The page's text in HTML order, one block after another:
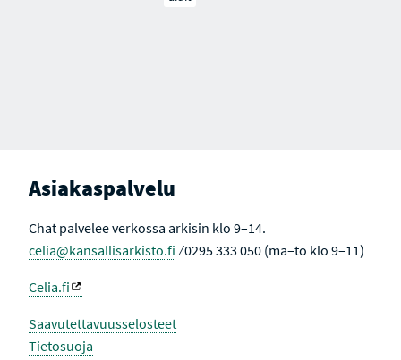
Asiakaspalvelu
Chat palvelee verkossa arkisin klo 9–14.
celia@kansallisarkisto.fi ⁄ 0295 333 050 (ma–to klo 9–11)
Celia.fi
Saavutettavuusselosteet
Tietosuoja